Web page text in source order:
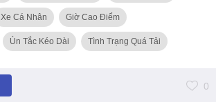
Xe Cá Nhân Giờ Cao Điểm
Ùn Tắc Kéo Dài Tình Trạng Quá Tải
0